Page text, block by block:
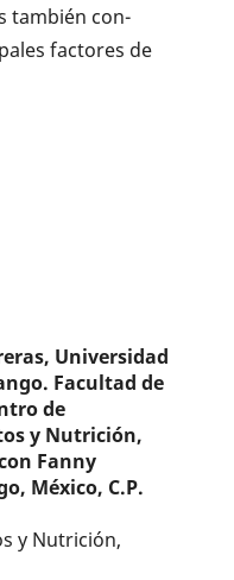
también con­
factores de
Universidad
Facultad de
de
y Nutrición,
Fanny
México, C.P.
y Nutrición,